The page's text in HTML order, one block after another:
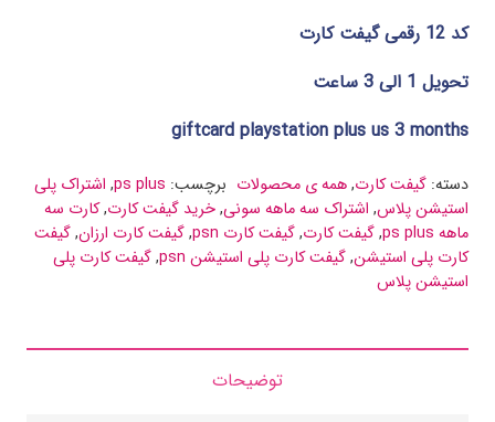
کد 12 رقمی گیفت کارت
تحویل 1 الی 3 ساعت
giftcard playstation plus us 3 months
دسته: گیفت کارت,همه ی محصولات برچسب: ps plus
, اشتراک پلی
استیشن پلاس, اشتراک سه ماهه سونی,خرید گیفت کارت,کارت سه
ماهه ps plus
,گیفت کارت,گیفت کارت psn ,گیفت کارت ارزان,گیفت
کارت پلی استیشن,گیفت کارت پلی استیشن psn ,گیفت کارت پلی
استیشن پلاس
توضیحات